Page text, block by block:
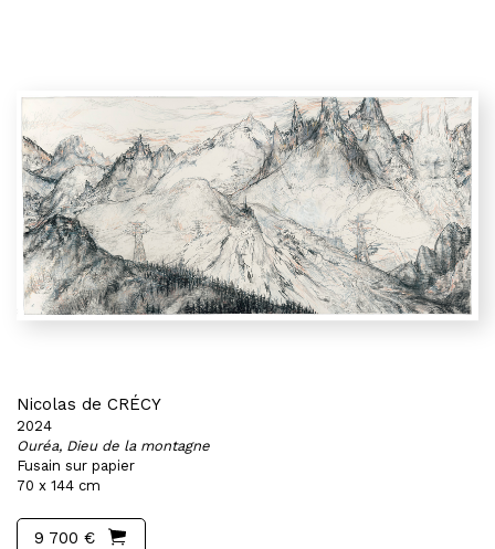
Nicolas de CRÉCY
2024
Ouréa, Dieu de la montagne
Fusain sur papier
70 x 144 cm
9 700 €